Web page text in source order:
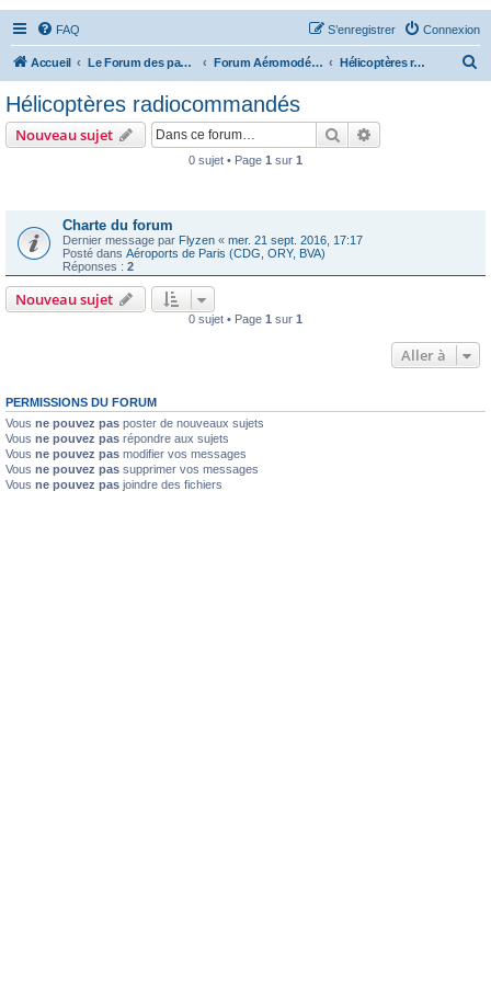
FAQ Connexion
S’enregistrer
Accueil Le Forum des passionnés d'aviation Forum Aéromodélisme Hélicoptères radiocommandés
Hélicoptères radiocommandés
Nouveau sujet Rechercher
0 sujet • Page 1 sur 1
Charte du forum
Dernier message par Flyzen « mer. 21 sept. 2016, 17:17
Posté dans Aéroports de Paris (CDG, ORY, BVA)
Réponses : 2
Nouveau sujet
0 sujet • Page 1 sur 1
Aller à
PERMISSIONS DU FORUM
Vous ne pouvez pas poster de nouveaux sujets
Vous ne pouvez pas répondre aux sujets
Vous ne pouvez pas modifier vos messages
Vous ne pouvez pas supprimer vos messages
Vous ne pouvez pas joindre des fichiers